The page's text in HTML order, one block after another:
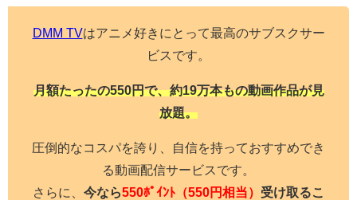
DMM TVはアニメ好きにとって最高のサブスクサー
ビスです。
月額たったの550円で、約19万本もの動画作品が見
放題。
圧倒的なコスパを誇り、自信を持っておすすめでき
る動画配信サービスです。
さらに、 今なら550ﾎﾟｲﾝﾄ （550円相当） 受け取るこ